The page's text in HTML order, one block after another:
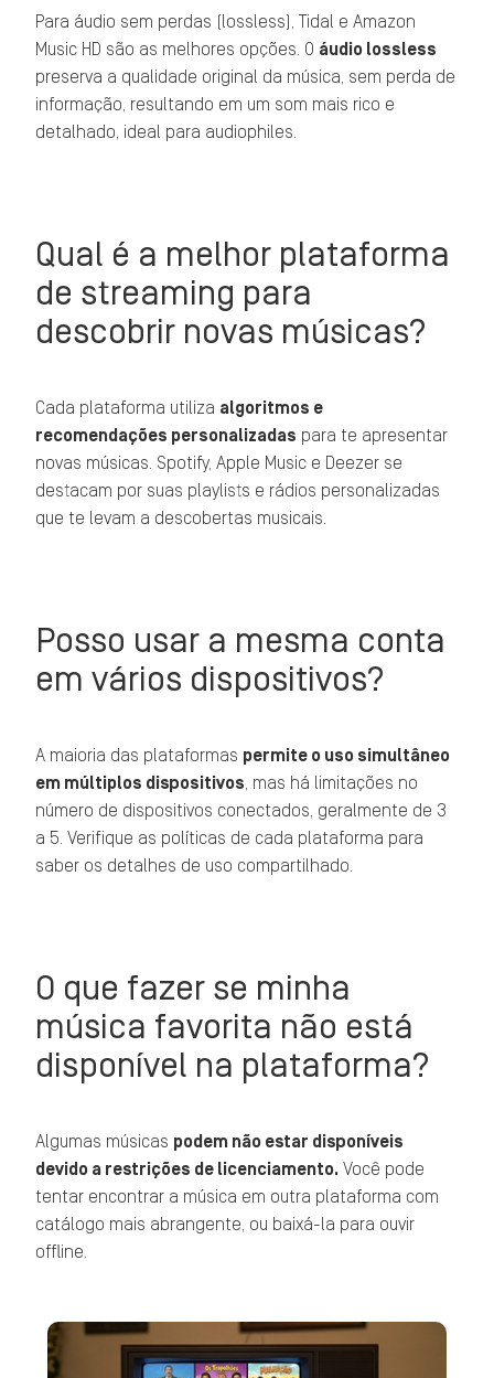
Para áudio sem perdas (lossless), Tidal e Amazon
Music HD são as melhores opções. O áudio lossless
preserva a qualidade original da música, sem perda de
informação, resultando em um som mais rico e
detalhado, ideal para audiophiles.
Qual é a melhor plataforma
de streaming para
descobrir novas músicas?
Cada plataforma utiliza algoritmos e
recomendações personalizadas para te apresentar
novas músicas. Spotify, Apple Music e Deezer se
destacam por suas playlists e rádios personalizadas
que te levam a descobertas musicais.
Posso usar a mesma conta
em vários dispositivos?
A maioria das plataformas permite o uso simultâneo
em múltiplos dispositivos , mas há limitações no
número de dispositivos conectados, geralmente de 3
a 5. Verifique as políticas de cada plataforma para
saber os detalhes de uso compartilhado.
O que fazer se minha
música favorita não está
disponível na plataforma?
Algumas músicas podem não estar disponíveis
devido a restrições de licenciamento. Você pode
tentar encontrar a música em outra plataforma com
catálogo mais abrangente, ou baixá-la para ouvir
offline.